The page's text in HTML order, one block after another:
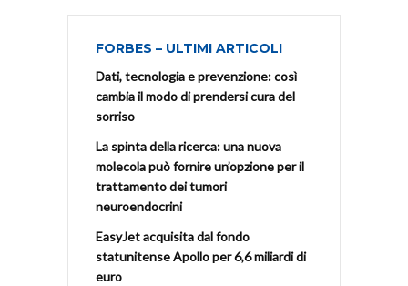
FORBES – ULTIMI ARTICOLI
Dati, tecnologia e prevenzione: così
cambia il modo di prendersi cura del
sorriso
La spinta della ricerca: una nuova
molecola può fornire un’opzione per il
trattamento dei tumori
neuroendocrini
EasyJet acquisita dal fondo
statunitense Apollo per 6,6 miliardi di
euro